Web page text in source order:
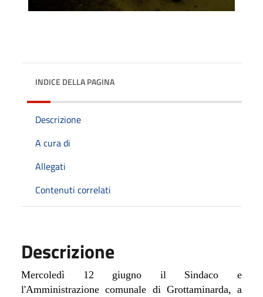
INDICE DELLA PAGINA
Descrizione
A cura di
Allegati
Contenuti correlati
Descrizione
Mercoledì 12 giugno il Sindaco e
l'Amministrazione comunale di Grottaminarda, a